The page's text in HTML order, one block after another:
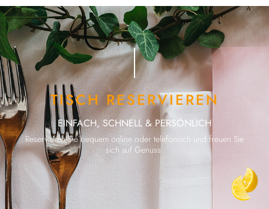
TISCH RESERVIEREN
EINFACH, SCHNELL & PERSÖNLICH
Reservieren Sie bequem online oder telefonisch und freuen Sie
sich auf Genuss.